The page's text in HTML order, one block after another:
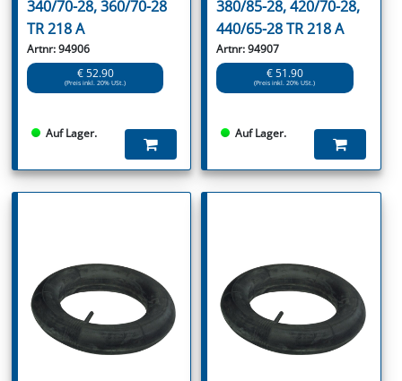
340/70-28, 360/70-28
TR 218 A
Artnr: 94906
€ 52.90
(Preis inkl. 20% USt.)
Auf Lager.
380/85-28, 420/70-28,
440/65-28 TR 218 A
Artnr: 94907
€ 51.90
(Preis inkl. 20% USt.)
Auf Lager.